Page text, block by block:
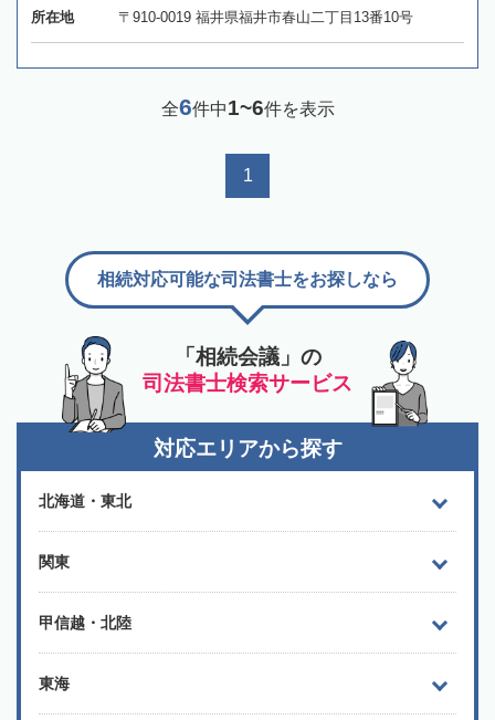
所在地 〒910-0019 福井県福井市春山二丁目13番10号
全6件中1~6件を表示
1
「相続会議」の
司法書士検索サービス
相続対応可能な司法書士をお探しなら
対応エリアから探す
北海道・東北
関東
甲信越・北陸
東海